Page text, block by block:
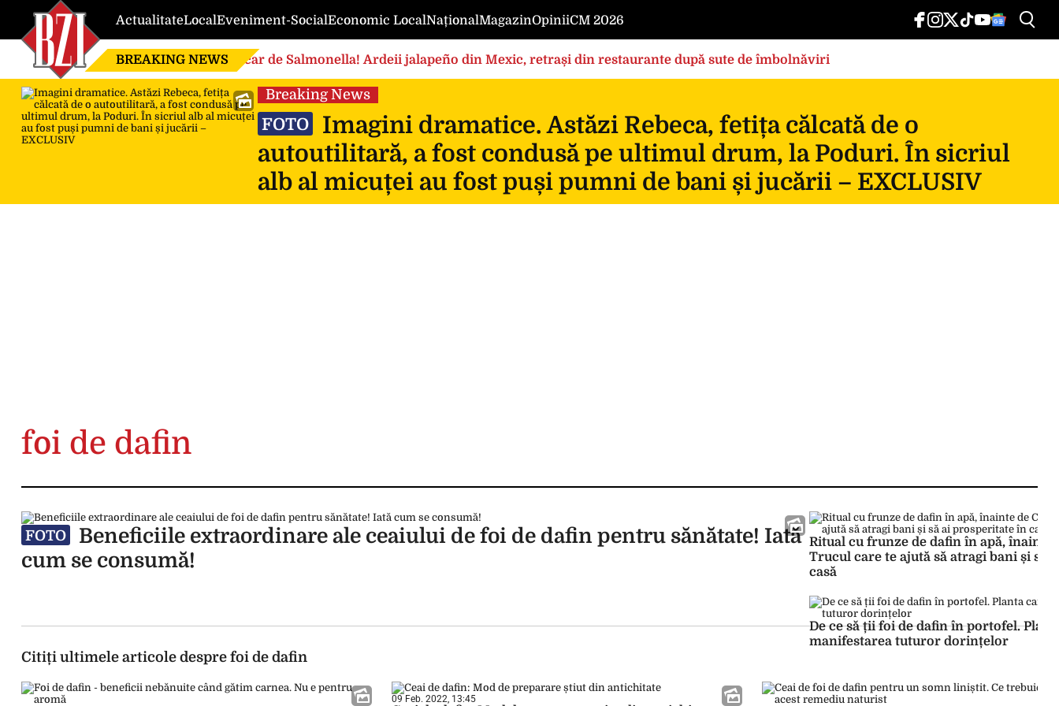
ActualitateLocalEveniment-SocialEconomic LocalNaționalMagazinOpiniiCM 2026
BREAKING NEWS Focar de Salmonella! Ardeii jalapeño din Mexic, retrași din restaurante după sute de îmbolnăviri
Breaking News
FOTO
Imagini dramatice. Astăzi Rebeca, fetița călcată de o
autoutilitară, a fost condusă pe ultimul drum, la Poduri. În sicriul
alb al micuței au fost puși pumni de bani și jucării – EXCLUSIV
foi de dafin
FOTO
Beneficiile extraordinare ale ceaiului de foi de dafin pentru sănătate! Iată
cum se consumă!
Ritual cu frunze de dafin în apă, înainte
Trucul care te ajută să atragi bani și să
casă
De ce să ții foi de dafin în portofel.
manifestarea tuturor dorințelor
Citiți ultimele articole despre foi de dafin
09 Feb. 2022, 13:45